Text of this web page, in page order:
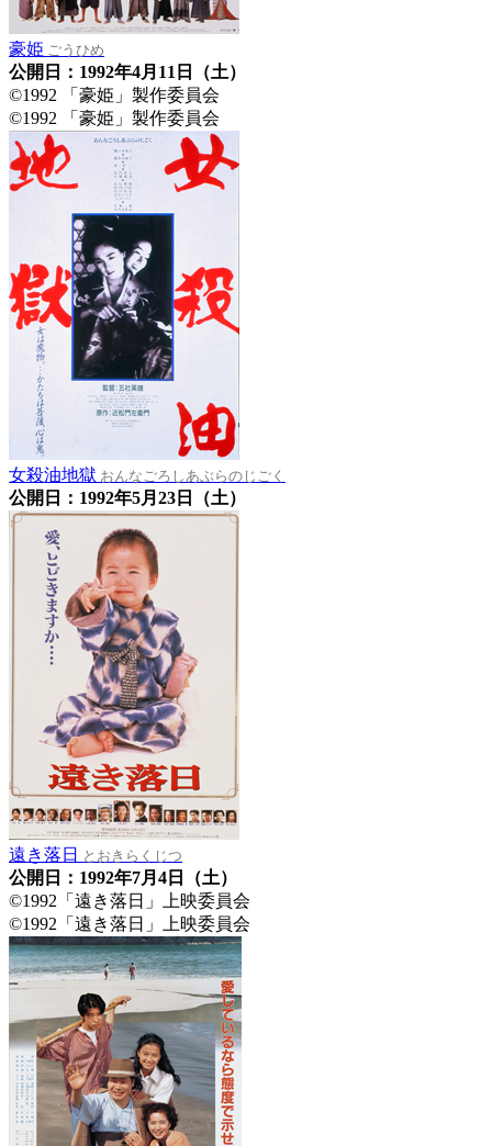
豪姫 ごうひめ
公開日：1992年4月11日（土）
©1992 「豪姫」製作委員会
©1992 「豪姫」製作委員会
女殺油地獄 おんなごろしあぶらのじごく
公開日：1992年5月23日（土）
遠き落日 とおきらくじつ
公開日：1992年7月4日（土）
©1992「遠き落日」上映委員会
©1992「遠き落日」上映委員会